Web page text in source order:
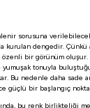
sorusuna
kurulan dengedir. Çünkü
bir görünüm oluşur.
yumuşak tonuyla
Bu nedenle daha
bir başlangıç
bu renk birlikteliği